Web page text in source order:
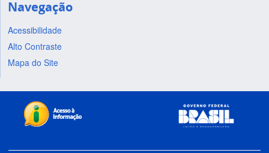
Navegação
Acessibilidade
Alto Contraste
Mapa do Site